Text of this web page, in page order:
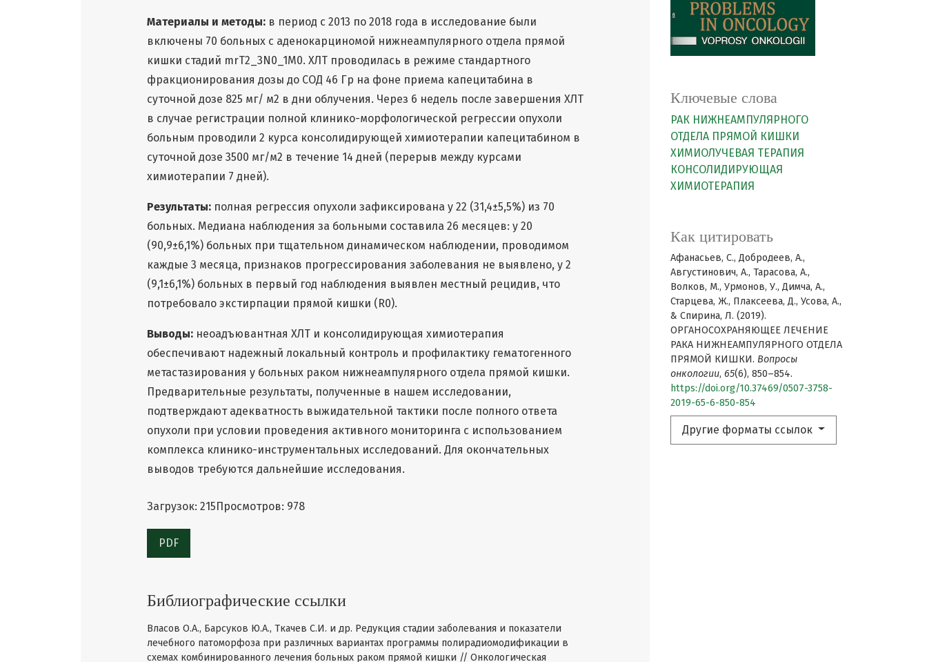
Ключевые слова
РАК НИЖНЕАМПУЛЯРНОГО
ОТДЕЛА ПРЯМОЙ КИШКИ
ХИМИОЛУЧЕВАЯ ТЕРАПИЯ
КОНСОЛИДИРУЮЩАЯ
ХИМИОТЕРАПИЯ
Как цитировать
Афанасьев, С., Добродеев, А.,
Августинович, А., Тарасова, А.,
Волков, М., Урмонов, У., Димча, А.,
Старцева, Ж., Плаксеева, Д., Усова, А.,
& Спирина, Л. (2019).
ОРГАНОСОХРАНЯЮЩЕЕ ЛЕЧЕНИЕ
РАКА НИЖНЕАМПУЛЯРНОГО ОТДЕЛА
ПРЯМОЙ КИШКИ. Вопросы
онкологии, 65(6), 850–854.
https://doi.org/10.37469/0507-3758-
2019-65-6-850-854
Другие форматы ссылок
Материалы и методы: в период с 2013 по 2018 года в исследование были
включены 70 больных с аденокарциномой нижнеампулярного отдела прямой
кишки стадий mrT2_3N0_1M0. ХЛТ проводилась в режиме стандартного
фракционирования дозы до СОД 46 Гр на фоне приема капецитабина в
суточной дозе 825 мг/ м2 в дни облучения. Через 6 недель после завершения ХЛТ
в случае регистрации полной клинико-морфологической регрессии опухоли
больным проводили 2 курса консолидирующей химиотерапии капецитабином в
суточной дозе 3500 мг/м2 в течение 14 дней (перерыв между курсами
химиотерапии 7 дней).
Результаты: полная регрессия опухоли зафиксирована у 22 (31,4±5,5%) из 70
больных. Медиана наблюдения за больными составила 26 месяцев: у 20
(90,9±6,1%) больных при тщательном динамическом наблюдении, проводимом
каждые 3 месяца, признаков прогрессирования заболевания не выявлено, у 2
(9,1±6,1%) больных в первый год наблюдения выявлен местный рецидив, что
потребовало экстирпации прямой кишки (R0).
Выводы: неоадъювантная ХЛТ и консолидирующая химиотерапия
обеспечивают надежный локальный контроль и профилактику гематогенного
метастазирования у больных раком нижнеампулярного отдела прямой кишки.
Предварительные результаты, полученные в нашем исследовании,
подтверждают адекватность выжидательной тактики после полного ответа
опухоли при условии проведения активного мониторинга с использованием
комплекса клинико-инструментальных исследований. Для окончательных
выводов требуются дальнейшие исследования.
Загрузок: 215Просмотров: 978
PDF
Библиографические ссылки
Власов O.A., Барсуков Ю.А., Ткачев С.И. и др. Редукция стадии заболевания и показатели
лечебного патоморфоза при различных вариантах программы полирадиомодификации в
схемах комбинированного лечения больных раком прямой кишки // Онкологическая